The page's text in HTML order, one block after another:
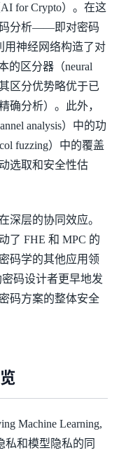
for Crypto）。在这
码分析——即对密码
用神经网络构造了对
的区分器（neural
区分优势略优于已
确分析）。此外，
analysis）中的功
fuzzing）中的覆盖
选取和安全性估
深层的协同效应。
了 FHE 和 MPC 的
码学的其他应用领
码设计者更早地发
码方案的整体安全
Machine Learning,
私和模型隐私的同